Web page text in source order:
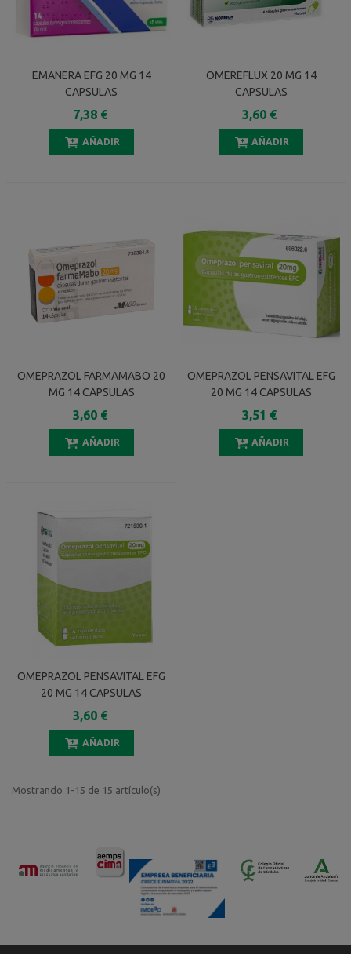
EMANERA EFG 20 MG 14
CAPSULAS
GASTRORRESISTENTES
(BLISTER OPA/AL/PVC/AL)
7,38 €
AÑADIR
OMEREFLUX 20 MG 14
CAPSULAS
GASTRORRESISTENTES
3,60 €
AÑADIR
OMEPRAZOL FARMAMABO 20
MG 14 CAPSULAS
GASTRORRESISTENTES
3,60 €
AÑADIR
OMEPRAZOL PENSAVITAL EFG
20 MG 14 CAPSULAS
GASTRORRESISTENTES
(BLISTER)
3,51 €
AÑADIR
OMEPRAZOL PENSAVITAL EFG
20 MG 14 CAPSULAS
GASTRORRESISTENTES
3,60 €
AÑADIR
Mostrando 1-15 de 15 artículo(s)